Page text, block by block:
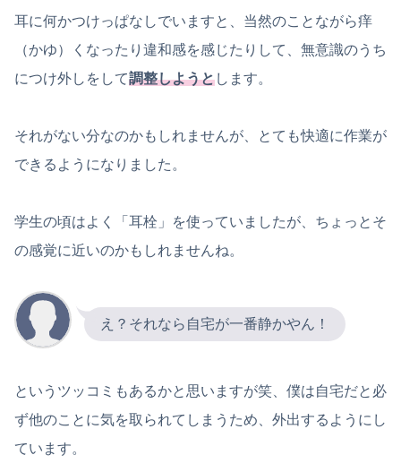
耳に何かつけっぱなしでいますと、当然のことながら痒
（かゆ）くなったり違和感を感じたりして、無意識のうち
につけ外しをして調整しようとします。
それがない分なのかもしれませんが、とても快適に作業が
できるようになりました。
学生の頃はよく「耳栓」を使っていましたが、ちょっとそ
の感覚に近いのかもしれませんね。
え？それなら自宅が一番静かやん！
というツッコミもあるかと思いますが笑、僕は自宅だと必
ず他のことに気を取られてしまうため、外出するようにし
ています。